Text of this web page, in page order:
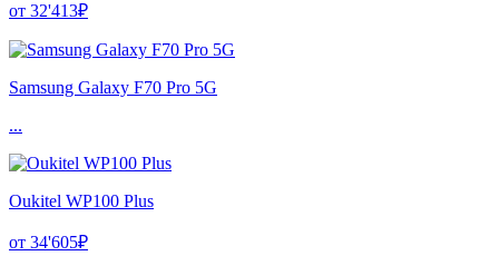
от 32'413₽
Samsung Galaxy F70 Pro 5G
...
Oukitel WP100 Plus
от 34'605₽